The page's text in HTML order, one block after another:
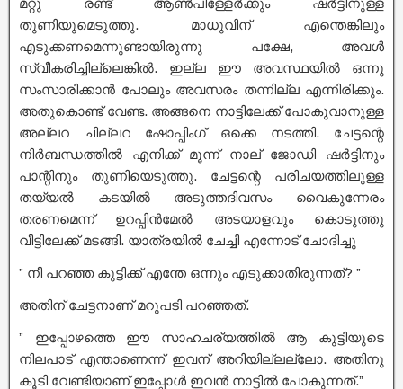
മറ്റു രണ്ട് ആൺപിള്ളേർക്കും ഷർട്ടിനുള്ള
തുണിയുമെടുത്തു. മാധുവിന് എന്തെങ്കിലും
എടുക്കണമെന്നുണ്ടായിരുന്നു പക്ഷേ, അവൾ
സ്വീകരിച്ചില്ലെങ്കിൽ. ഇല്ല ഈ അവസ്ഥയിൽ ഒന്നു
സംസാരിക്കാൻ പോലും അവസരം തന്നില്ല എന്നിരിക്കും.
അതുകൊണ്ട് വേണ്ട. അങ്ങനെ നാട്ടിലേക്ക് പോകുവാനുള്ള
അല്ലറ ചില്ലറ ഷോപ്പിംഗ് ഒക്കെ നടത്തി. ചേട്ടന്റെ
നിർബന്ധത്തിൽ എനിക്ക് മൂന്ന് നാല് ജോഡി ഷർട്ടിനും
പാന്റിനും തുണിയെടുത്തു. ചേട്ടന്റെ പരിചയത്തിലുള്ള
തയ്യൽ കടയിൽ അടുത്തദിവസം വൈകുന്നേരം
തരണമെന്ന് ഉറപ്പിൻമേൽ അടയാളവും കൊടുത്തു
വീട്ടിലേക്ക് മടങ്ങി. യാത്രയിൽ ചേച്ചി എന്നോട് ചോദിച്ചു
” നീ പറഞ്ഞ കുട്ടിക്ക് എന്തേ ഒന്നും എടുക്കാതിരുന്നത്? ”
അതിന് ചേട്ടനാണ് മറുപടി പറഞ്ഞത്.
” ഇപ്പോഴത്തെ ഈ സാഹചര്യത്തിൽ ആ കുട്ടിയുടെ
നിലപാട് എന്താണെന്ന് ഇവന് അറിയില്ലല്ലോ. അതിനു
കൂടി വേണ്ടിയാണ് ഇപ്പോൾ ഇവൻ നാട്ടിൽ പോകുന്നത്.”